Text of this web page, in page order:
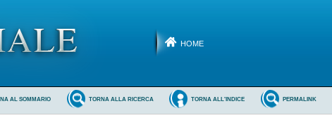
HOME
PERMALINK
TORNA ALL'INDICE
TORNA ALLA RICERCA
AL SOMMARIO